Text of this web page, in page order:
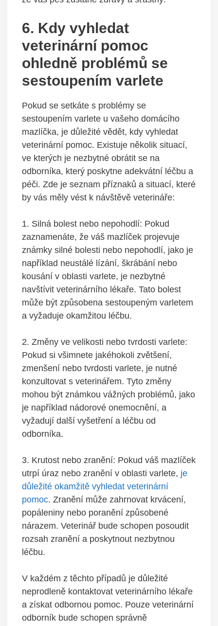
6. Kdy vyhledat
veterinární pomoc⁤
ohledně problémů se
sestoupením varlete
Pokud⁢ se ‌setkáte s problémy se
sestoupením⁤ varlete ⁤u​ vašeho domácího
mazlíčka, je‌ důležité vědět, ​kdy vyhledat
veterinární pomoc. ‍Existuje ⁤několik situací,
ve kterých⁤ je nezbytné ‍obrátit​ se⁢ na
odborníka, ​který poskytne adekvátní léčbu a
péči. Zde je seznam⁢ příznaků a situací, které
by vás měly vést k návštěvě veterináře:
1. Silná bolest ⁣nebo nepohodlí: Pokud
zaznamenáte, že ⁣váš ​mazlíček projevuje
známky ⁢silné bolesti nebo nepohodlí,⁤ jako ⁣je⁤
například neustálé lízání,⁢ škrábání nebo ​
kousání ⁤v oblasti varlete, je nezbytné
navštívit veterinárního lékaře. Tato​ bolest
může být způsobena ​sestoupeným varletem⁤
a vyžaduje okamžitou léčbu.
2. Změny ve velikosti⁤ nebo tvrdosti varlete:
Pokud si‍ všimnete jakéhokoli zvětšení,
zmenšení nebo tvrdosti varlete, je nutné
konzultovat s veterinářem. Tyto změny⁤
mohou být známkou ‍vážných problémů, jako
je například nádorové⁣ onemocnění, a
vyžadují ⁤další vyšetření a ‌léčbu⁤ od​
odborníka.
3. Krutost nebo zranění: Pokud ⁤váš mazlíček⁢
utrpí úraz nebo zranění v oblasti⁢ varlete, je
důležité okamžitě vyhledat veterinární
pomoc. Zranění může zahrnovat krvácení,
popáleniny nebo‌ poranění způsobené
nárazem.‌ Veterinář bude⁤ schopen posoudit‌
rozsah zranění a⁢ poskytnout nezbytnou
‍léčbu.
V každém z těchto případů je důležité
neprodleně kontaktovat‍ veterinárního lékaře
a získat odbornou pomoc. ⁤Pouze veterinární
odborník bude ‍schopen správně